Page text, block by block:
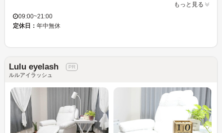
もっと見る
09:00~21:00
定休日： 年中無休
Lulu eyelash
ルルアイラッシュ